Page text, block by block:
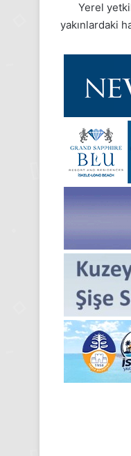
Yerel
yakınlardaki
24 Kasım
Medya manşetleri